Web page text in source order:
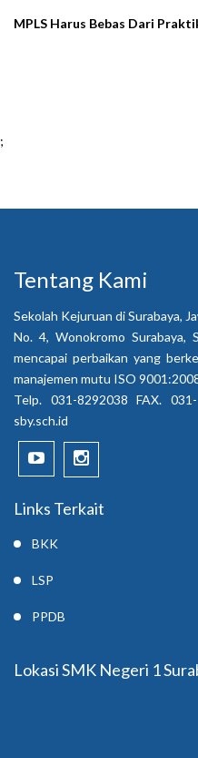
MPLS Harus Bebas Dari
;
Tentang Kami
Sekolah Kejuruan di Surabaya,
No. 4, Wonokromo Surabaya,
mencapai perbaikan yang
manajemen mutu ISO
Telp. 031-8292038 FAX.
sby.sch.id
Links Terkait
BKK
LSP
PPDB
Lokasi SMK Negeri 1